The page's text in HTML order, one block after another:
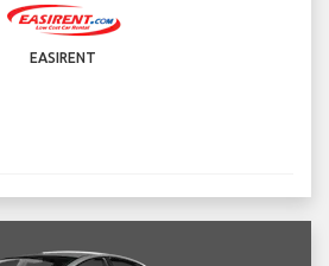
EASIRENT